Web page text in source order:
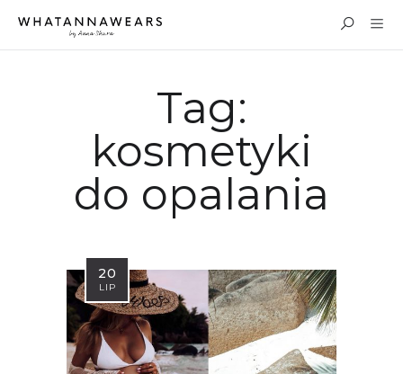
Tag:
kosmetyki
do opalania
20
LIP